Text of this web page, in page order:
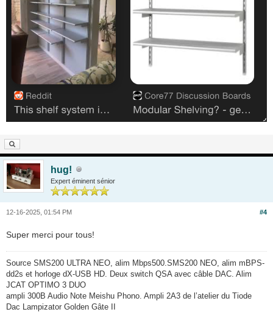
hug!
Expert éminent sénior
#4
12-16-2025, 01:54 PM
Super merci pour tous!
Source SMS200 ULTRA NEO, alim Mbps500.SMS200 NEO, alim mBPS-
dd2s et horloge dX-USB HD. Deux switch QSA avec câble DAC. Alim
JCAT OPTIMO 3 DUO
ampli 300B Audio Note Meishu Phono. Ampli 2A3 de l’atelier du Tiode
Dac Lampizator Golden Gâte II